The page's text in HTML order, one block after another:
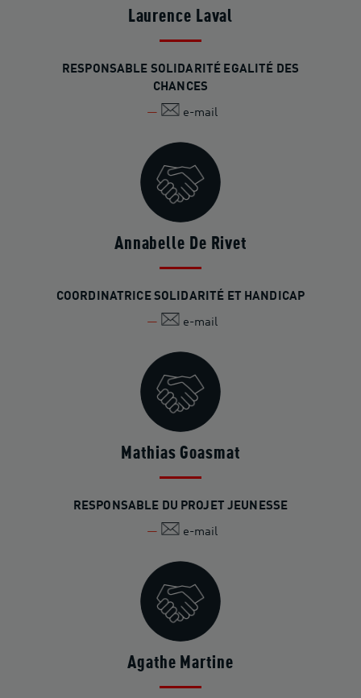
Laurence Laval
RESPONSABLE SOLIDARITÉ EGALITÉ DES
CHANCES
e-mail
Annabelle De Rivet
COORDINATRICE SOLIDARITÉ ET HANDICAP
e-mail
Mathias Goasmat
RESPONSABLE DU PROJET JEUNESSE
e-mail
Agathe Martine